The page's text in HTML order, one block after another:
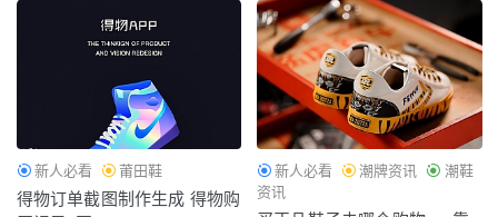
新人必看 莆田鞋
得物订单截图制作生成 得物购
新人必看 潮牌资讯
潮鞋
资讯